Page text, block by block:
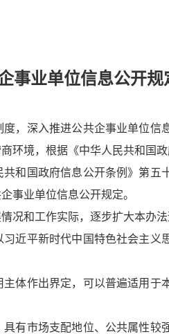
事业单位信息公开规
，深入推进公共企事业单位信
环境，根据《中华人民共和国
国政府信息公开条例》第五
事业单位信息公开规定。
况和工作实际，逐步扩大本办法
近平新时代中国特色社会主义
体作出界定，可以普遍适用于
有市场支配地位、公共属性较